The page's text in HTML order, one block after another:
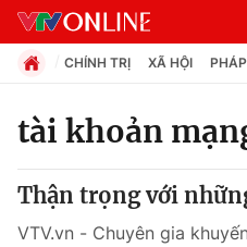
Chuyên mục
CHÍNH TRỊ XÃ HỘI
tài khoản
Thận trọng với
VTV.vn - Chuyên gia